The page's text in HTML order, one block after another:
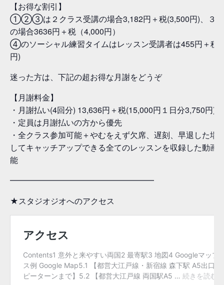
【お得な割引】
①②③は２クラス受講の場合3,182円＋税(3,500円)、３ク
の場合3636円＋税（4,000円）
④のソーシャル練習タイムはレッスン受講者は455円＋税(
円)
迷った方は、下記の超お得な月謝をどうぞ
【月謝料金】
・月謝払い(4回分) 13,636円＋税(15,000円１日分3,750円)
・定員は月謝払いの方から優先
・全クラス参加可能＋やむをえず欠席、遅刻、早退した場
してキャッチアップできる全てのレッスンを収録した動画
能
━━━━━━━━━━━━━━━━━━
★スタジオジオへのアクセス